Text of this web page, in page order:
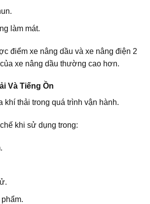
làm mát.
điểm xe nâng dầu và xe nâng điện 2
xe nâng dầu thường cao hơn.
Và Tiếng Ồn
khí thải trong quá trình vận hành.
khi sử dụng trong: